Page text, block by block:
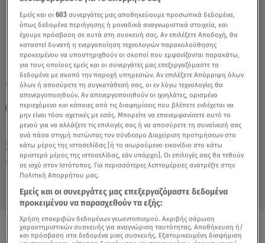
Σάββατο 8 Αυγούστου 2026
29.05.23, 20:39 ΠΟΛΙΤΙΚΗ
TAGS: ΡΕΤΖΕΠ ΤΑΓΙΠ ΕΡΝΤΟΓΑΝ ΕΛΛΗΝΟΤΟΥΡΚΙΚΟ
ΤΟΥΡΚΙΚΕΣ ΕΚΛΟΓΕΣ ΤΑΣΟΣ ΧΑΤΖΗΒΑΣΙΛΕΙΟΥ
Εμείς και οι603 συνεργάτες μας αποθηκεύουμε προσωπικά δεδομένα,
όπως δεδομένα περιήγησης ή μοναδικά αναγνωριστικά στοιχεία, και
έχουμε πρόσβαση σε αυτά στη συσκευή σας. Αν επιλέξετε Αποδοχή, θα
καταστεί δυνατή η ενεργοποίηση τεχνολογιών παρακολούθησης
προκειμένου να υποστηριχθούν οι σκοποί που εμφανίζονται παρακάτω,
για τους οποίους εμείς και οι συνεργάτες μας επεξεργαζόμαστε τα
δεδομένα με σκοπό την παροχή υπηρεσιών. Αν επιλέξετε Απόρριψη όλων
όλων ή αποσύρετε τη συγκατάθεσή σας, οι εν λόγω τεχνολογίες θα
απενεργοποιηθούν. Αν απενεργοποιηθούν οι ιχνηλάτες, ορισμένο
περιεχόμενο και κάποιες από τις διαφημίσεις που βλέπετε ενδέχεται να
μην είναι τόσο σχετικές με εσάς. Μπορείτε να επανεμφανίσετε αυτό το
μενού για να αλλάξετε τις επιλογές σας ή να αποσύρετε τη συναίνεσή σας
ανά πάσα στιγμή πατώντας τον σύνδεσμο Διαχείριση προτιμήσεων στο
κάτω μέρος της ιστοσελίδας [ή το αιωρούμενο εικονίδιο στο κάτω
αριστερό μέρος της ιστοσελίδας, εάν υπάρχει]. Οι επιλογές σας θα τεθούν
σε ισχύ στον Ιστότοπος. Για περισσότερες λεπτομέρειες ανατρέξτε στην
Πολιτική Απορρήτου μας.
Εμείς και οι συνεργάτες μας επεξεργαζόμαστε δεδομένα
προκειμένου να παρασχεθούν τα εξής:
Χρήση επακριβών δεδομένων γεωεντοπισμού. Ακριβής σάρωση
χαρακτηριστικών συσκευής για αναγνώριση ταυτότητας. Αποθήκευση ή/
και πρόσβαση στα δεδομένα μιας συσκευής. Εξατομικευμένη διαφήμιση